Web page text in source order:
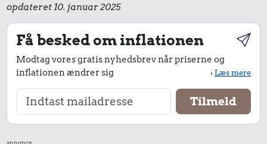
opdateret 10. januar 2025
Få besked om inflationen
Modtag vores gratis nyhedsbrev når priserne og
inflationen ændrer sig
›Læs mere